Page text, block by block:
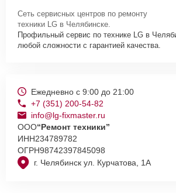
Сеть сервисных центров по ремонту
техники LG в Челябинске.
Профильный сервис по технике LG в
любой сложности с гарантией качества.
г. Челябинск ул. Курчатова, 1А
Ежедневно с 9:00 до 21:00
+7 (351) 200-54-82
info@lg-fixmaster.ru
ООО“Ремонт техники”
ИНН234789782
ОГРН98742397845098